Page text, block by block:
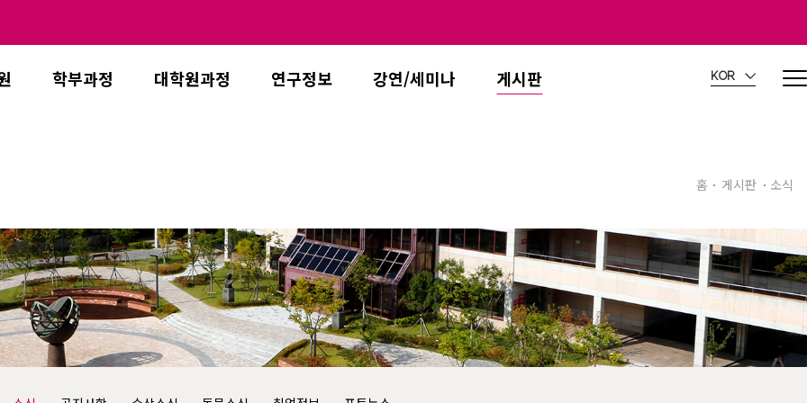
학부과정 대학원과정 연구정보 강연/세미나 게시판 KOR
홈 게시판 소식